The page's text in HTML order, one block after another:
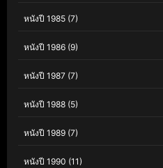
หนังปี 1985 (7)
หนังปี 1986 (9)
หนังปี 1987 (7)
หนังปี 1988 (5)
หนังปี 1989 (7)
หนังปี 1990 (11)